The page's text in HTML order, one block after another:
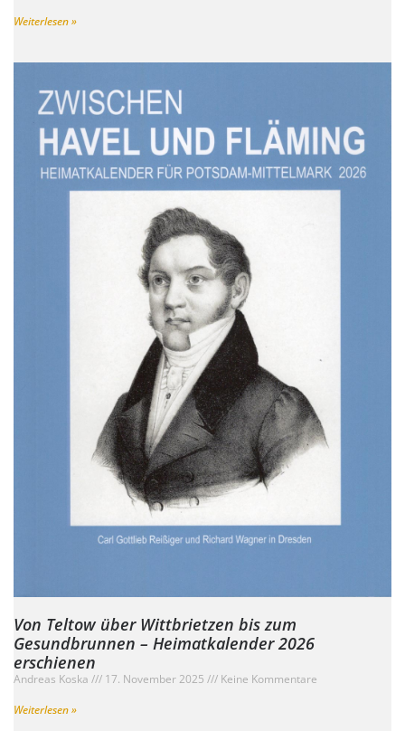
Weiterlesen »
Von Teltow über Wittbrietzen bis zum
Gesundbrunnen – Heimatkalender 2026
erschienen
Andreas Koska 17. November 2025
Keine Kommentare
Weiterlesen »